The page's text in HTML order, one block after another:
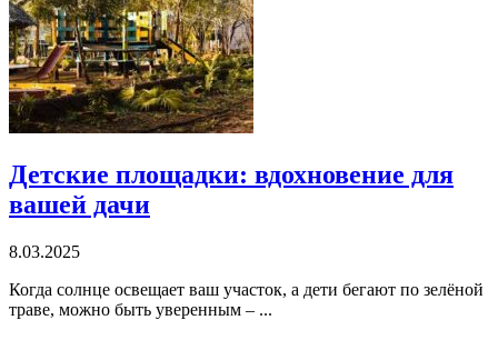
Детские площадки: вдохновение для
вашей дачи
8.03.2025
Когда солнце освещает ваш участок, а дети бегают по зелёной
траве, можно быть уверенным – ...